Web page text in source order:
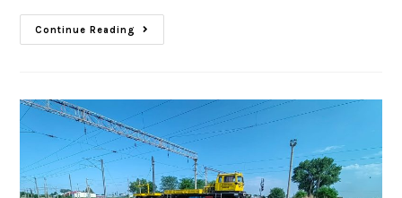
Continue Reading